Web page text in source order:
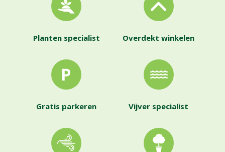
Planten specialist Overdekt winkelen
Gratis parkeren Vijver specialist